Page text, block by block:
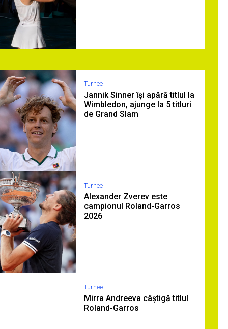
Turnee
Jannik Sinner își apără titlul la
Wimbledon, ajunge la 5 titluri
de Grand Slam
Turnee
Alexander Zverev este
campionul Roland-Garros
2026
Turnee
Mirra Andreeva câștigă titlul
Roland-Garros